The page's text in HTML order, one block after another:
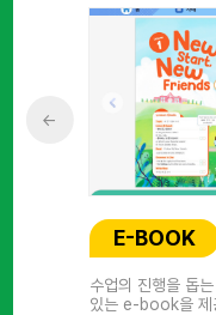
E-BOOK
수업의 진행을 돕
있는 e-book을 제
←